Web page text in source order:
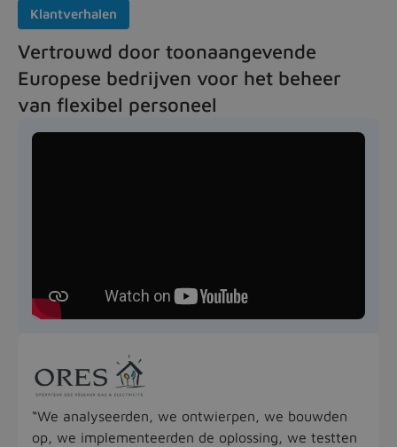
Klantverhalen
Vertrouwd door toonaangevende
Europese bedrijven voor het beheer
van flexibel personeel
“We analyseerden, we ontwierpen, we bouwden
op, we implementeerden de oplossing, we testten